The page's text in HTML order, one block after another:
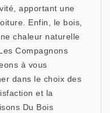
apportant une
Enfin, le bois,
chaleur naturelle
Compagnons
à vous
dans le choix des
et la
Du Bois